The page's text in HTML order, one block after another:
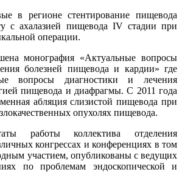
в регионе стентирование пищевода
с ахалазией пищевода IV стадии при
операции.
монография «Актуальные вопросы
болезней пищевода и кардии» где
вопросы диагностики и лечения
пищевода и диафрагмы. С 2011 года
абляция слизистой пищевода при
опухолях пищевода.
работы коллектива отделения
конгрессах и конференциях в том
участием, опубликованы с ведущих
по проблемам эндоскопической и